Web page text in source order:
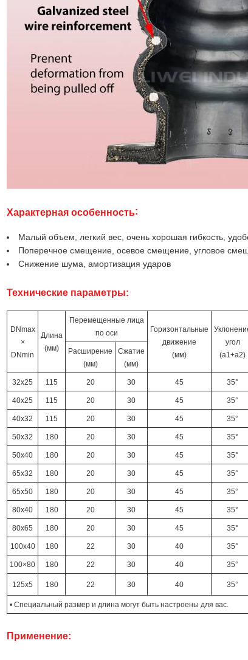
Характерная особенность:
Малый объем, легкий вес, очень хорошая гибкость,
Поперечное смещение, осевое смещение, угловое
Снижение шума, амортизация ударов
Технические параметры:
DNmax
×
DNmin
Длина
(мм)
Перемещенные лица
по оси
Горизонтальные
движение
(мм)
угол
(a1+a2)
Расширение
(мм)
Сжатие
(мм)
32х25 115 20 30 45 35°
40х25 115 20 30 45 35°
40х32 115 20 30 45 35°
50х32 180 20 30 45 35°
50х40 180 20 30 45 35°
65х32 180 20 30 45 35°
65х50 180 20 30 45 35°
80х40 180 20 30 45 35°
80х65 180 20 30 45 35°
100х40 180 22 30 40 35°
100×80 180 22 30 40 35°
125х5 180 22 30 40 35°
• Специальный размер и длина могут быть настроены для вас.
Применение: